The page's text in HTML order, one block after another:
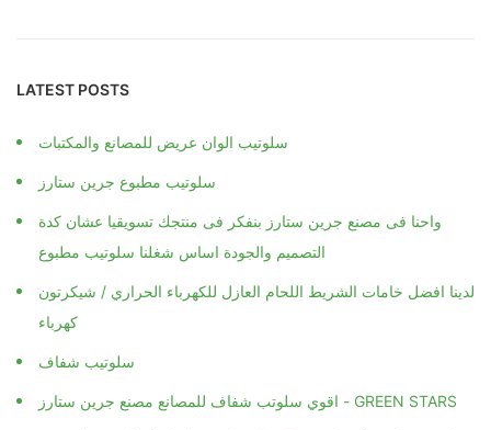
LATEST POSTS
سلوتيب الوان عريض للمصانع والمكتبات
سلوتيب مطبوع جرين ستارز
واحنا فى مصنع جرين ستارز بنفكر فى منتجك تسويقيا عشان كدة
التصميم والجودة اساس شغلنا سلوتيب مطبوع
لدينا افضل خامات الشريط اللحام العازل للكهرباء الحراري / شيكرتون
كهرباء
سلوتيب شفاف
اقوي سلوتب شفاف للمصانع مصنع جرين ستارز - GREEN STARS